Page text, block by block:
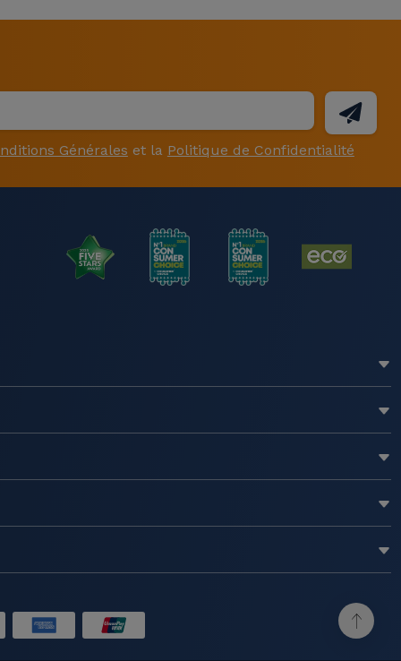
Générales et la Politique de Confidentialité